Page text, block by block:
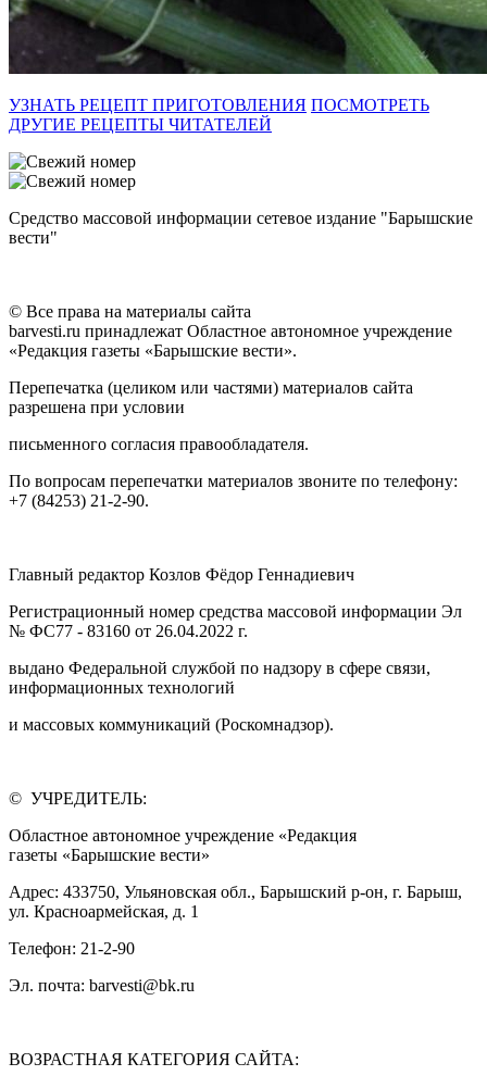
УЗНАТЬ РЕЦЕПТ ПРИГОТОВЛЕНИЯ ПОСМОТРЕТЬ
ДРУГИЕ РЕЦЕПТЫ ЧИТАТЕЛЕЙ
Средство массовой информации сетевое издание "Барышские
вести"
© Все права на материалы сайта
barvesti.ru принадлежат Областное автономное учреждение
«Редакция газеты «Барышские вести».
Перепечатка (целиком или частями) материалов сайта
разрешена при условии
письменного согласия правообладателя.
По вопросам перепечатки материалов звоните по телефону:
+7 (84253) 21-2-90.
Главный редактор Козлов Фёдор Геннадиевич
Регистрационный номер средства массовой информации Эл
№ ФС77 - 83160 от 26.04.2022 г.
выдано Федеральной службой по надзору в сфере связи,
информационных технологий
и массовых коммуникаций (Роскомнадзор).
© УЧРЕДИТЕЛЬ:
Областное автономное учреждение «Редакция
газеты «Барышские вести»
Адрес: 433750, Ульяновская обл., Барышский р-он, г. Барыш,
ул. Красноармейская, д. 1
Телефон: 21-2-90
Эл. почта: barvesti@bk.ru
ВОЗРАСТНАЯ КАТЕГОРИЯ САЙТА: